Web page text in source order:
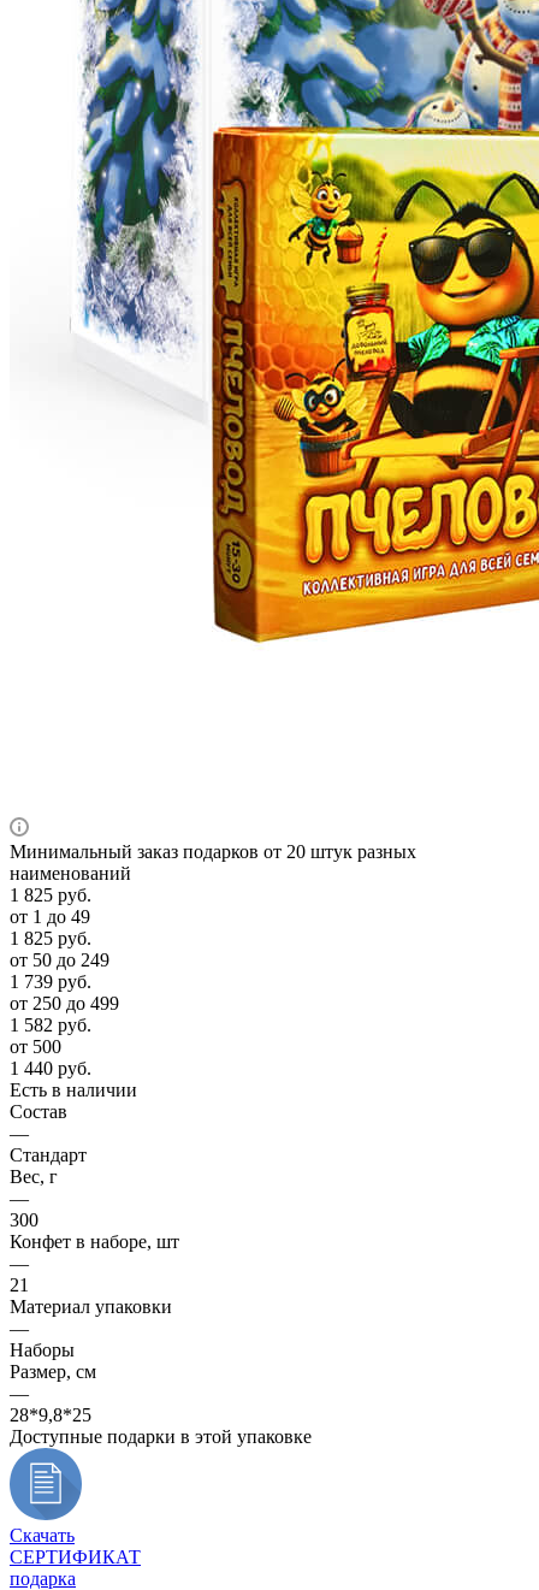
Минимальный заказ подарков от 20 штук разных
наименований
1 825 руб.
от 1 до 49
1 825 руб.
от 50 до 249
1 739 руб.
от 250 до 499
1 582 руб.
от 500
1 440 руб.
Есть в наличии
Состав
—
Стандарт
Вес, г
—
300
Конфет в наборе, шт
—
21
Материал упаковки
—
Наборы
Размер, см
—
28*9,8*25
Доступные подарки в этой упаковке
Скачать
СЕРТИФИКАТ
подарка